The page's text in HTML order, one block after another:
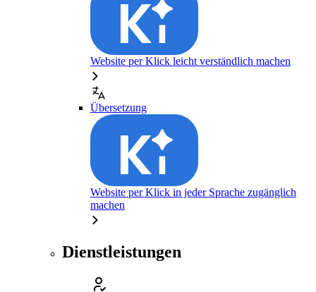
Website per Klick leicht verständlich machen
Übersetzung
Website per Klick in jeder Sprache zugänglich
machen
Dienstleistungen